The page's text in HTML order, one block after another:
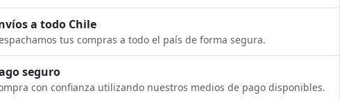
a todo Chile
tus compras a todo el país de forma segura.
seguro
con confianza utilizando nuestros medios de pago disponibles.